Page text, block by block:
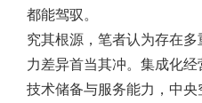
都能驾驭。
究其根源，笔者认为存在
力差异首当其冲。集成化
技术储备与服务能力，中